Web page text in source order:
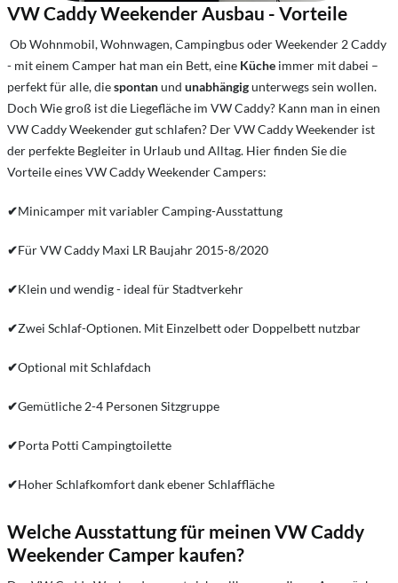
VW Caddy Weekender Ausbau - Vorteile
Ob Wohnmobil, Wohnwagen, Campingbus oder Weekender 2 Caddy
- mit einem Camper hat man ein Bett, eine Küche immer mit dabei –
perfekt für alle, diespontanund unabhängigunterwegs sein wollen.
Doch Wie groß ist die Liegefläche im VW Caddy? Kann man in einen
VW Caddy Weekender gut schlafen? Der VW Caddy Weekender ist
der perfekte Begleiter in Urlaub und Alltag. Hier finden Sie die
Vorteile eines VW Caddy Weekender Campers:
✔Minicamper mit variabler Camping-Ausstattung
✔Für VW Caddy Maxi LR Baujahr 2015-8/2020
✔Klein und wendig - ideal für Stadtverkehr
✔Zwei Schlaf-Optionen. Mit Einzelbett oder Doppelbett nutzbar
✔Optional mit Schlafdach
✔Gemütliche 2-4 Personen Sitzgruppe
✔Porta Potti Campingtoilette
✔Hoher Schlafkomfort dank ebener Schlaffläche
Welche Ausstattung für meinen VW Caddy
Weekender Camper kaufen?